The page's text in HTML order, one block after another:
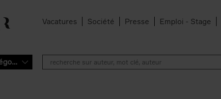
Vacatures Société Presse Emploi - Stage
Sélectionnez une catégorie